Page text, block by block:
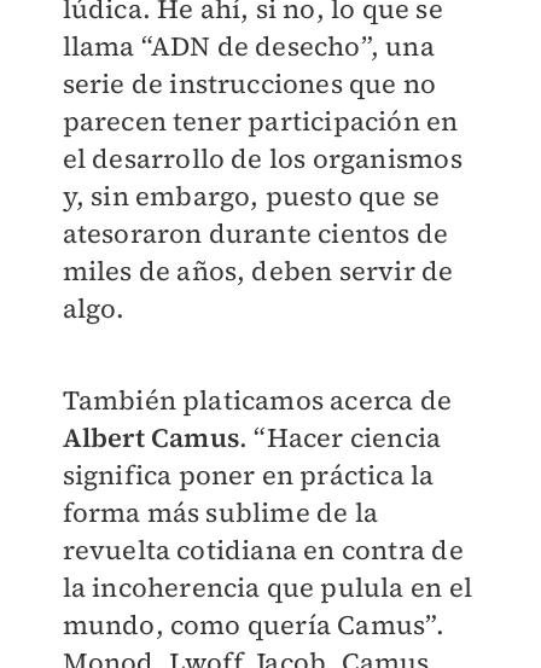
lúdica. He ahí, si no, lo que se
llama “ADN de desecho”, una
serie de instrucciones que no
parecen tener participación en
el desarrollo de los organismos
y, sin embargo, puesto que se
atesoraron durante cientos de
miles de años, deben servir de
algo.
También platicamos acerca de
Albert Camus. “Hacer ciencia
significa poner en práctica la
forma más sublime de la
revuelta cotidiana en contra de
la incoherencia que pulula en el
mundo, como quería Camus”.